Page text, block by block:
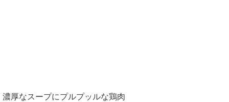
濃厚なスープにプルプッルな鶏肉